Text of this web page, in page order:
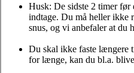
Husk: De sidste 2 timer før
indtage. Du må heller ikke
snus, og vi anbefaler at du
Du skal ikke faste længere
for længe, kan du bl.a.